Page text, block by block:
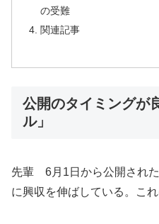
の受難
関連記事
公開のタイミングが
ル」
先輩 6月1日から公開され
に興収を伸ばしている。こ